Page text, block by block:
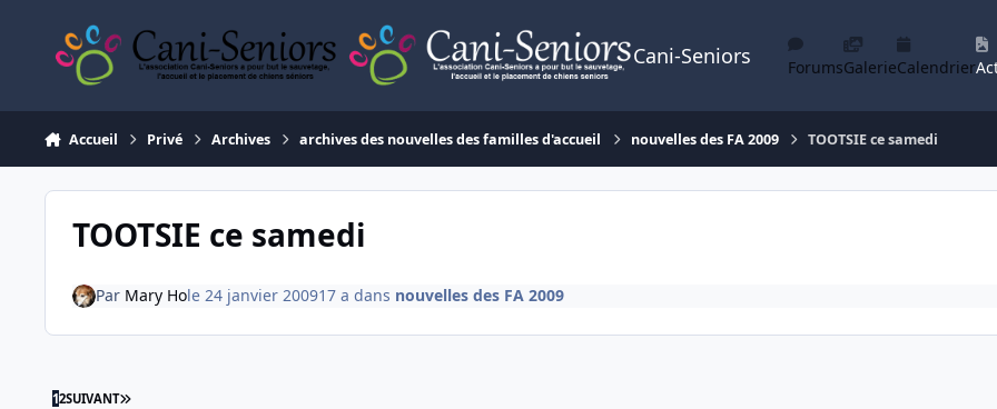
Cani-Seniors ForumsGalerieCalendrier
Accueil Privé Archives archives des nouvelles des familles d'accueil nouvelles des FA 2009 TOOTSIE ce samedi
TOOTSIE ce samedi
Par Mary Hole 24 janvier 200917 a dans nouvelles des FA 2009
12SUIVANT DERNIÈRE PAGE